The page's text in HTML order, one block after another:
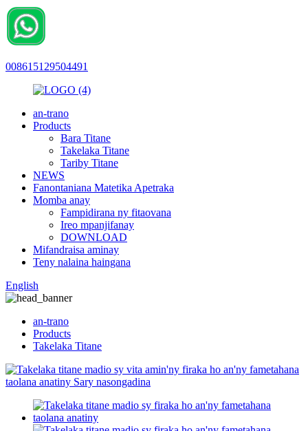
008615129504491
an-trano
Products
Bara Titane
Takelaka Titane
Tariby Titane
NEWS
Fanontaniana Matetika Apetraka
Momba anay
Fampidirana ny fitaovana
Ireo mpanjifanay
DOWNLOAD
Mifandraisa aminay
Teny nalaina haingana
English
an-trano
Products
Takelaka Titane